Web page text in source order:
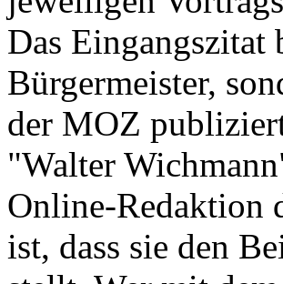
Das Eingangszitat
Bürgermeister,
der MOZ
"Walter
Online-Redaktion
ist, dass sie den